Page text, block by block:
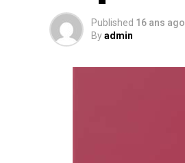
Published 16 ans ago
Byadmin